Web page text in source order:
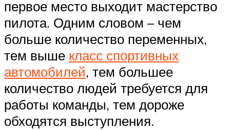
первое место выходит мастерство
пилота. Одним словом – чем
больше количество переменных,
тем выше класс спортивных
автомобилей, тем большее
количество людей требуется для
работы команды, тем дороже
обходятся выступления.